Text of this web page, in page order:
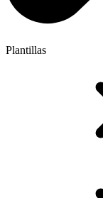
Plantillas